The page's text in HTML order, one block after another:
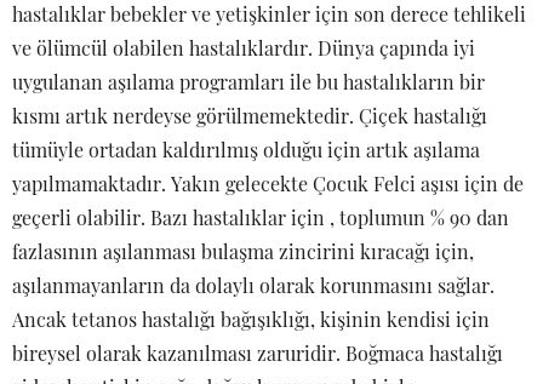
hastalıklar bebekler ve yetişkinler için son derece tehlikeli
ve ölümcül olabilen hastalıklardır. Dünya çapında iyi
uygulanan aşılama programları ile bu hastalıkların bir
kısmı artık nerdeyse görülmemektedir. Çiçek hastalığı
tümüyle ortadan kaldırılmış olduğu için artık aşılama
yapılmamaktadır. Yakın gelecekte Çocuk Felci aşısı için de
geçerli olabilir. Bazı hastalıklar için , toplumun % 90 dan
fazlasının aşılanması bulaşma zincirini kıracağı için,
aşılanmayanların da dolaylı olarak korunmasını sağlar.
Ancak tetanos hastalığı bağışıklığı, kişinin kendisi için
bireysel olarak kazanılması zaruridir. Boğmaca hastalığı